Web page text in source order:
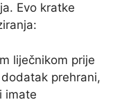
Evo kratke
liječnikom prije
prehrani,
imate